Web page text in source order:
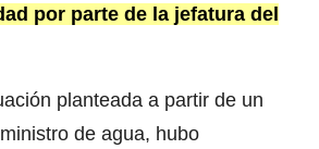
por parte de la jefatura del
planteada a partir de un
de agua, hubo